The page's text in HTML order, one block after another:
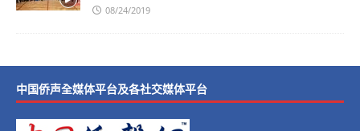
08/24/2019
中国侨声全媒体平台及各社交媒体平台